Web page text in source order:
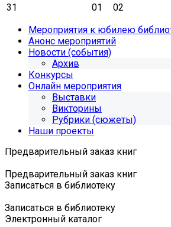
31
01 02
Мероприятия к юбилею
Анонс мероприятий
Новости (события)
Архив
Конкурсы
Онлайн мероприятия
Выставки
Викторины
Рубрики (сюжеты)
Наши проекты
Предварительный заказ книг
Предварительный заказ книг
Записаться в библиотеку
Записаться в библиотеку
Электронный каталог